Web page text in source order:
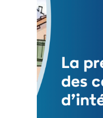
Mise à jour avril 2024
FEUILLETER